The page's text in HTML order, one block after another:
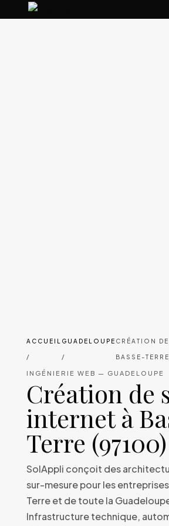
ACCUEIL
/
GUADELOUPE
/
CRÉATION
BASSE-
INGÉNIERIE WEB — GUADELOUPE
Création de
internet à
Terre (97100)
SolAppli conçoit des
sur-mesure pour les
Terre et de toute la
Infrastructure technique,